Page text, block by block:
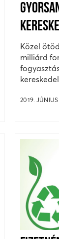
Közel
milliárd
2019. JÚNIUS